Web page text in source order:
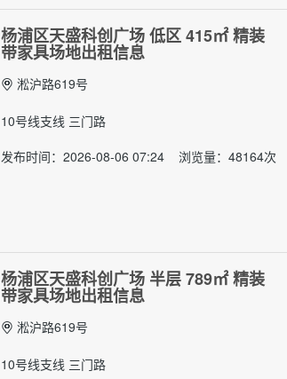
杨浦区天盛科创广场 低区 415㎡ 精装
带家具场地出租信息
淞沪路619号
10号线支线 三门路
发布时间：2026-08-06 07:24 浏览量：48164次
杨浦区天盛科创广场 半层 789㎡ 精装
带家具场地出租信息
淞沪路619号
10号线支线 三门路